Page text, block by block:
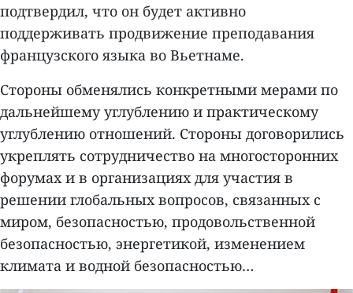
подтвердил, что он будет активно
поддерживать продвижение преподавания
французского языка во Вьетнаме.
Стороны обменялись конкретными мерами по
дальнейшему углублению и практическому
углублению отношений. Стороны договорились
укреплять сотрудничество на многосторонних
форумах и в организациях для участия в
решении глобальных вопросов, связанных с
миром, безопасностью, продовольственной
безопасностью, энергетикой, изменением
климата и водной безопасностью…